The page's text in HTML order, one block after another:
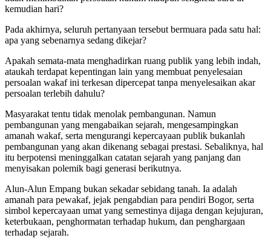
kemudian hari?
Pada akhirnya, seluruh pertanyaan tersebut bermuara pada satu hal:
apa yang sebenarnya sedang dikejar?
Apakah semata-mata menghadirkan ruang publik yang lebih indah,
ataukah terdapat kepentingan lain yang membuat penyelesaian
persoalan wakaf ini terkesan dipercepat tanpa menyelesaikan akar
persoalan terlebih dahulu?
Masyarakat tentu tidak menolak pembangunan. Namun
pembangunan yang mengabaikan sejarah, mengesampingkan
amanah wakaf, serta mengurangi kepercayaan publik bukanlah
pembangunan yang akan dikenang sebagai prestasi. Sebaliknya, hal
itu berpotensi meninggalkan catatan sejarah yang panjang dan
menyisakan polemik bagi generasi berikutnya.
Alun-Alun Empang bukan sekadar sebidang tanah. Ia adalah
amanah para pewakaf, jejak pengabdian para pendiri Bogor, serta
simbol kepercayaan umat yang semestinya dijaga dengan kejujuran,
keterbukaan, penghormatan terhadap hukum, dan penghargaan
terhadap sejarah.